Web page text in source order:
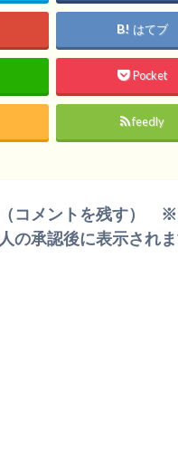
はてブ
Pocket
feedly
コメントを残す） ※
の承認後に表示され